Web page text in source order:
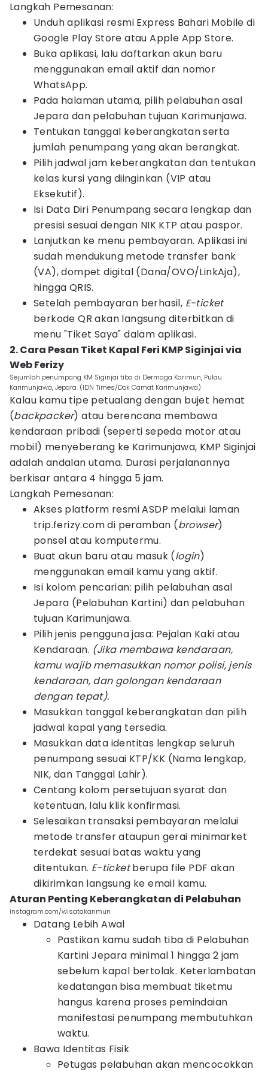
Langkah Pemesanan:
Unduh aplikasi resmi Express Bahari Mobile di
Google Play Store atau Apple App Store.
Buka aplikasi, lalu daftarkan akun baru
menggunakan email aktif dan nomor
WhatsApp.
Pada halaman utama, pilih pelabuhan asal
Jepara dan pelabuhan tujuan Karimunjawa.
Tentukan tanggal keberangkatan serta
jumlah penumpang yang akan berangkat.
Pilih jadwal jam keberangkatan dan tentukan
kelas kursi yang diinginkan (VIP atau
Eksekutif).
Isi Data Diri Penumpang secara lengkap dan
presisi sesuai dengan NIK KTP atau paspor.
Lanjutkan ke menu pembayaran. Aplikasi ini
sudah mendukung metode transfer bank
(VA), dompet digital (Dana/OVO/LinkAja),
hingga QRIS.
Setelah pembayaran berhasil, E-ticket
berkode QR akan langsung diterbitkan di
menu "Tiket Saya" dalam aplikasi.
2. Cara Pesan Tiket Kapal Feri KMP Siginjai via
Web Ferizy
Sejumlah penumpang KM Siginjai tiba di Dermaga Karimun, Pulau
Karimunjawa, Jepara. (IDN Times/Dok Camat Karimunjawa)
Kalau kamu tipe petualang dengan bujet hemat
(backpacker) atau berencana membawa
kendaraan pribadi (seperti sepeda motor atau
mobil) menyeberang ke Karimunjawa, KMP Siginjai
adalah andalan utama. Durasi perjalanannya
berkisar antara 4 hingga 5 jam.
Langkah Pemesanan:
Akses platform resmi ASDP melalui laman
trip.ferizy.com di peramban (browser)
ponsel atau komputermu.
Buat akun baru atau masuk (login)
menggunakan email kamu yang aktif.
Isi kolom pencarian: pilih pelabuhan asal
Jepara (Pelabuhan Kartini) dan pelabuhan
tujuan Karimunjawa.
Pilih jenis pengguna jasa: Pejalan Kaki atau
Kendaraan. (Jika membawa kendaraan,
kamu wajib memasukkan nomor polisi, jenis
kendaraan, dan golongan kendaraan
dengan tepat).
Masukkan tanggal keberangkatan dan pilih
jadwal kapal yang tersedia.
Masukkan data identitas lengkap seluruh
penumpang sesuai KTP/KK (Nama lengkap,
NIK, dan Tanggal Lahir).
Centang kolom persetujuan syarat dan
ketentuan, lalu klik konfirmasi.
Selesaikan transaksi pembayaran melalui
metode transfer ataupun gerai minimarket
terdekat sesuai batas waktu yang
ditentukan. E-ticketberupa file PDF akan
dikirimkan langsung ke email kamu.
Aturan Penting Keberangkatan di Pelabuhan
instagram.com/wisatakarimun
Datang Lebih Awal
Pastikan kamu sudah tiba di Pelabuhan
Kartini Jepara minimal 1 hingga 2 jam
sebelum kapal bertolak. Keterlambatan
kedatangan bisa membuat tiketmu
hangus karena proses pemindaian
manifestasi penumpang membutuhkan
waktu.
Bawa Identitas Fisik
Petugas pelabuhan akan mencocokkan